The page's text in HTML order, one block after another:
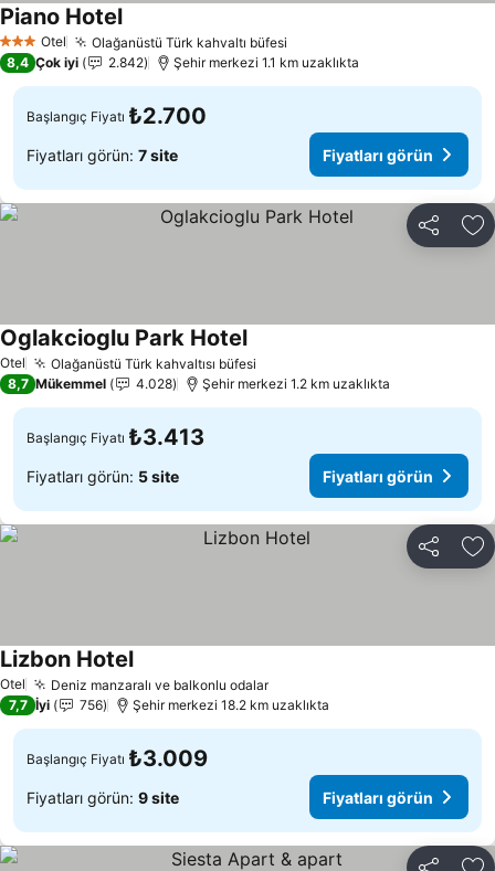
3 YıldızOtel Olağanüstü Türk kahvaltı büfesi
Piano Hotel
8,4 Çok iyi 2.842 Şehir merkezi 1.1 km uzaklıkta
Başlangıç Fiyatı ₺2.700
Fiyatları görün: 7 site Fiyatları görün
Paylaş
Otel Olağanüstü Türk kahvaltısı büfesi
Oglakcioglu Park Hotel
8,7 Mükemmel 4.028 Şehir merkezi 1.2 km uzaklıkta
Başlangıç Fiyatı ₺3.413
Fiyatları görün: 5 site Fiyatları görün
Paylaş
Otel Deniz manzaralı ve balkonlu odalar
Lizbon Hotel
7,7 İyi 756 Şehir merkezi 18.2 km uzaklıkta
Başlangıç Fiyatı ₺3.009
Fiyatları görün: 9 site Fiyatları görün